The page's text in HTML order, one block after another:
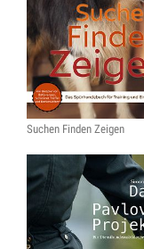
Suchen Finden Zeigen